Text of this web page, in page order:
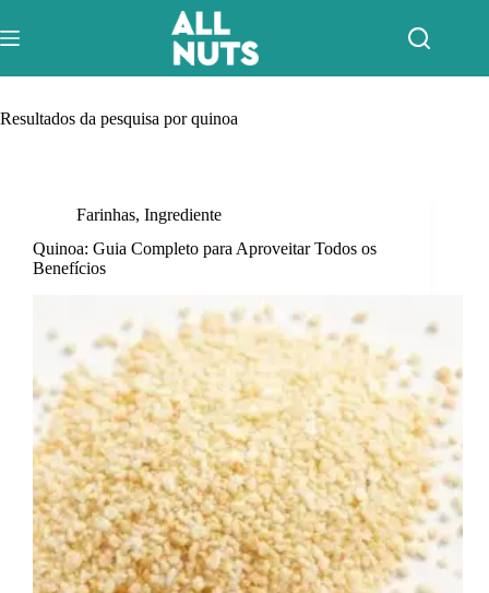
para
o
Resultados da pesquisa por quinoa
Farinhas, Ingrediente
Quinoa: Guia Completo para Aproveitar Todos os
Benefícios